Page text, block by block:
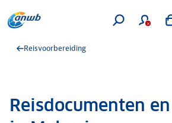
Reisvoorbereiding
Reisdocumenten